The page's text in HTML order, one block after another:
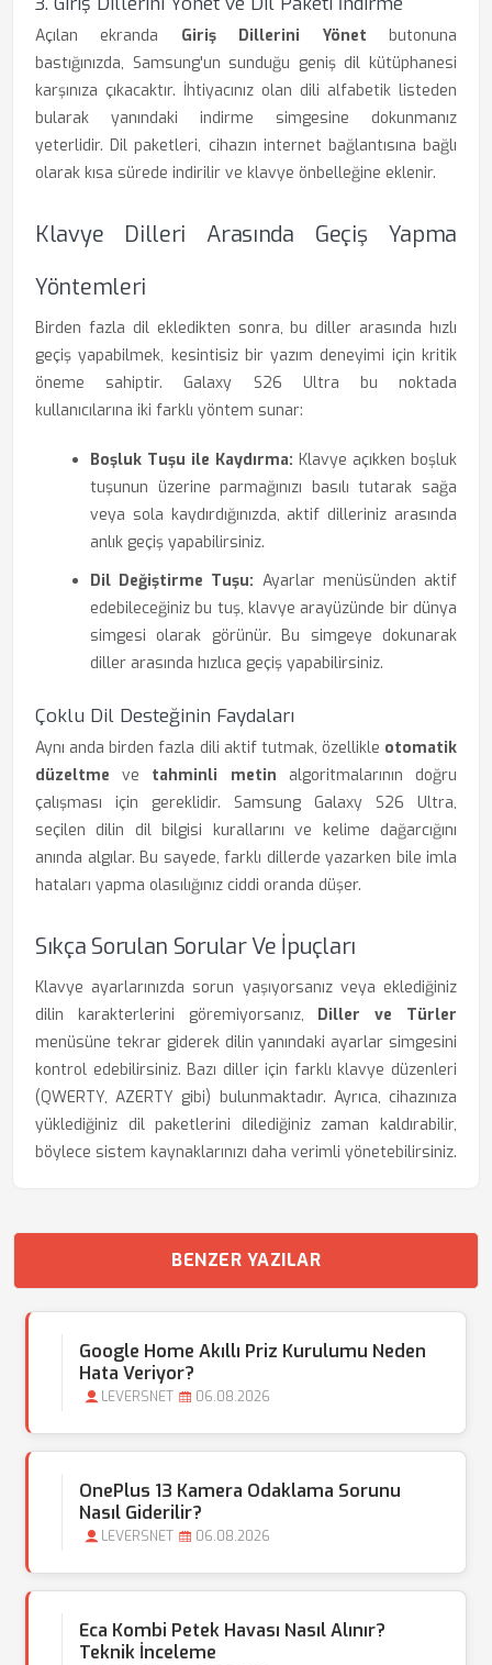
Açılan ekranda Giriş Dillerini Yönet butonuna
bastığınızda, Samsung'un sunduğu geniş dil kütüphanesi
karşınıza çıkacaktır. İhtiyacınız olan dili alfabetik listeden
bularak yanındaki indirme simgesine dokunmanız
yeterlidir. Dil paketleri, cihazın internet bağlantısına bağlı
olarak kısa sürede indirilir ve klavye önbelleğine eklenir.
Klavye Dilleri Arasında Geçiş Yapma
Yöntemleri
Birden fazla dil ekledikten sonra, bu diller arasında hızlı
geçiş yapabilmek, kesintisiz bir yazım deneyimi için kritik
öneme sahiptir. Galaxy S26 Ultra bu noktada
kullanıcılarına iki farklı yöntem sunar:
Boşluk Tuşu ile Kaydırma: Klavye açıkken boşluk
tuşunun üzerine parmağınızı basılı tutarak sağa
veya sola kaydırdığınızda, aktif dilleriniz arasında
anlık geçiş yapabilirsiniz.
Dil Değiştirme Tuşu: Ayarlar menüsünden aktif
edebileceğiniz bu tuş, klavye arayüzünde bir dünya
simgesi olarak görünür. Bu simgeye dokunarak
diller arasında hızlıca geçiş yapabilirsiniz.
Çoklu Dil Desteğinin Faydaları
Aynı anda birden fazla dili aktif tutmak, özellikle otomatik
düzeltme ve tahminli metin algoritmalarının doğru
çalışması için gereklidir. Samsung Galaxy S26 Ultra,
seçilen dilin dil bilgisi kurallarını ve kelime dağarcığını
anında algılar. Bu sayede, farklı dillerde yazarken bile imla
hataları yapma olasılığınız ciddi oranda düşer.
Sıkça Sorulan Sorular Ve İpuçları
Klavye ayarlarınızda sorun yaşıyorsanız veya eklediğiniz
dilin karakterlerini göremiyorsanız, Diller ve Türler
menüsüne tekrar giderek dilin yanındaki ayarlar simgesini
kontrol edebilirsiniz. Bazı diller için farklı klavye düzenleri
(QWERTY, AZERTY gibi) bulunmaktadır. Ayrıca, cihazınıza
yüklediğiniz dil paketlerini dilediğiniz zaman kaldırabilir,
böylece sistem kaynaklarınızı daha verimli yönetebilirsiniz.
BENZER YAZILAR
Google Home Akıllı Priz Kurulumu Neden
Hata Veriyor?
LEVERSNET 06.08.2026
OnePlus 13 Kamera Odaklama Sorunu
Nasıl Giderilir?
LEVERSNET 06.08.2026
Eca Kombi Petek Havası Nasıl Alınır?
Teknik İnceleme